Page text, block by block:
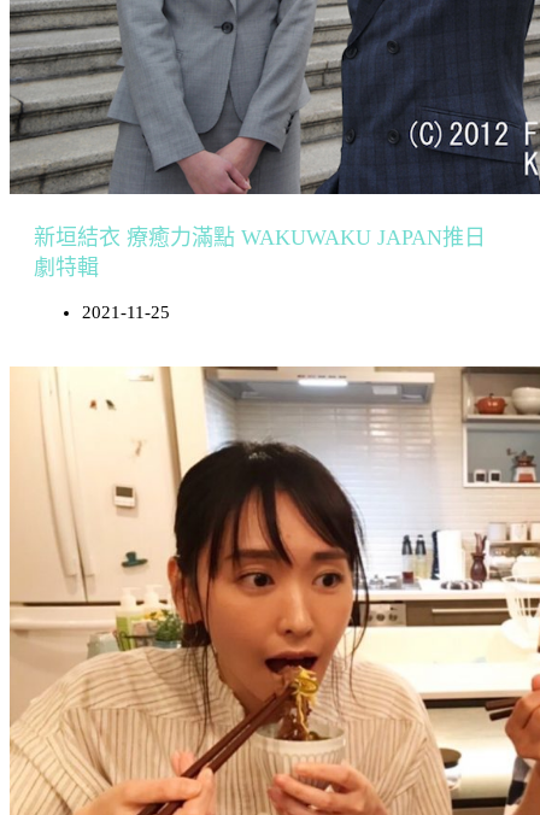
新垣結衣 療癒力滿點 WAKUWAKU JAPAN推日
劇特輯
2021-11-25